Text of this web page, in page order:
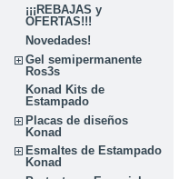
¡¡¡REBAJAS y
OFERTAS!!!
Novedades!
Gel semipermanente
Ros3s
Konad Kits de
Estampado
Placas de diseños
Konad
Esmaltes de Estampado
Konad